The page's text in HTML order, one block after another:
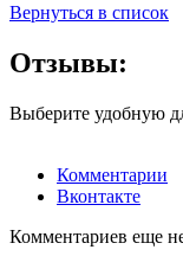
Вернуться в список
Отзывы:
Выберите удобную
Комментарии
Вконтакте
Комментариев еще